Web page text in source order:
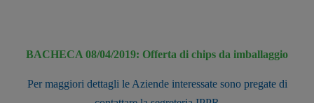
BACHECA 08/04/2019: Offerta di chips da imballaggio
Per maggiori dettagli le Aziende interessate sono pregate di